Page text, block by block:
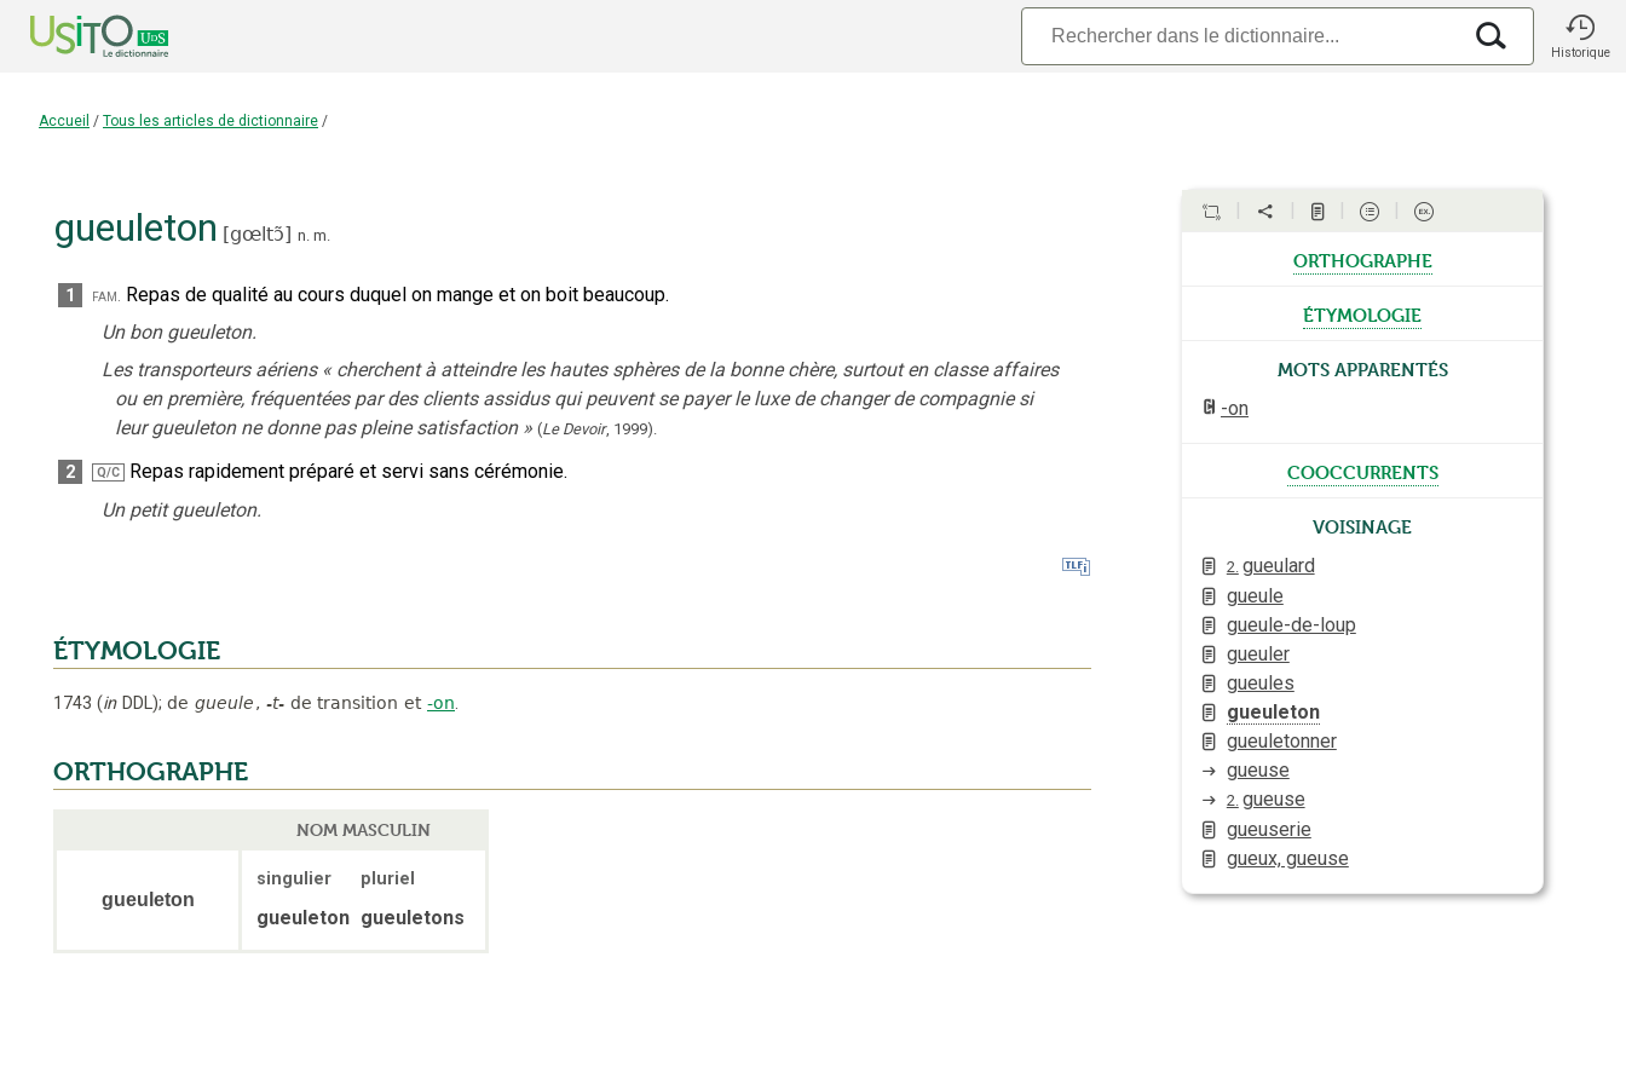
Historique
Accueil / Tous les articles de dictionnaire /
gueuleton [gœltɔ̃] n. m.
1 fam. Repas de qualité au cours duquel on mange et on boit beaucoup.
Un bon gueuleton.
Les transporteurs aériens « cherchent à atteindre les hautes sphères de la bonne chère, surtout en classe affaires
ou en première, fréquentées par des clients assidus qui peuvent se payer le luxe de changer de compagnie si
leur gueuleton ne donne pas pleine satisfaction » (Le Devoir, 1999).
2 Q/C
Repas rapidement préparé et servi sans cérémonie.
Un petit gueuleton.
ÉTYMOLOGIE
1743 (in DDL); de gueule, -t- de transition et -on.
ORTHOGRAPHE
NOM MASCULIN
gueuleton
singulier pluriel
gueuleton gueuletons
orthographe
étymologie
Mots apparentés
-on
cooccurrents
Voisinage
2. gueulard
gueule
gueule-de-loup
gueuler
gueules
gueuleton
gueuletonner
gueuse
2. gueuse
gueuserie
gueux, gueuse